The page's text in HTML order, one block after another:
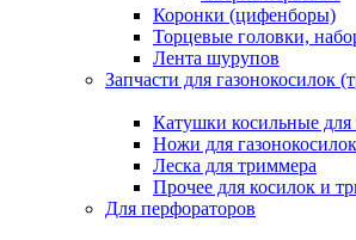
Коронки (цифенборы)
Торцевые головки,
Лента шурупов
Запчасти для газонокосилок
Катушки косильные для
Ножи для
Леска для триммера
Прочее для косилок и
Для перфораторов